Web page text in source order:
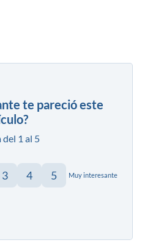
te pareció este
del 1 al 5
3 4 5 Muy interesante